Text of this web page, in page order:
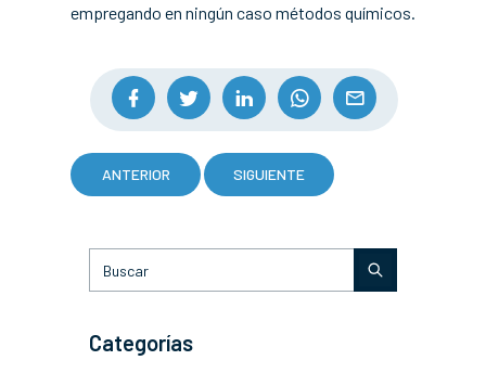
empregando en ningún caso métodos químicos.
ANTERIOR SIGUIENTE
Categorías